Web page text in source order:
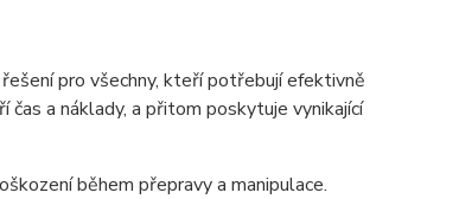
pro všechny, kteří potřebují efektivně
a náklady, a přitom poskytuje vynikající
během přepravy a manipulace.